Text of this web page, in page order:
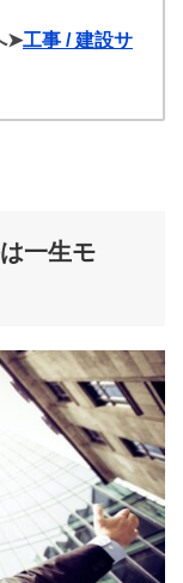
➤工事 / 建設サ
一生モ